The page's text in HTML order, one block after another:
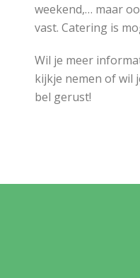
weekend,… maar
vast. Catering is
Wil je meer
kijkje nemen of wil
bel gerust!